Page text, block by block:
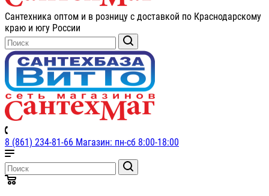
Сантехника оптом и в розницу с доставкой по Краснодарскому
краю и югу России
8 (861) 234-81-66 Магазин: пн-сб 8:00-18:00